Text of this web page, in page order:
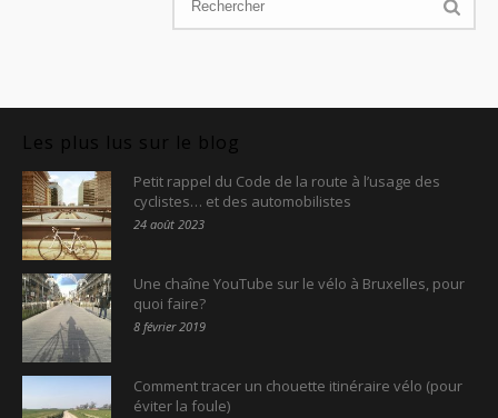
Les plus lus sur le blog
Petit rappel du Code de la route à l’usage des
cyclistes… et des automobilistes
24 août 2023
Une chaîne YouTube sur le vélo à Bruxelles, pour
quoi faire?
8 février 2019
Comment tracer un chouette itinéraire vélo (pour
éviter la foule)